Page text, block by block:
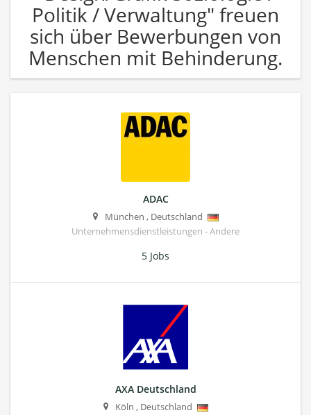
Politik / Verwaltung" freuen
sich über Bewerbungen von
Menschen mit Behinderung.
ADAC
München , Deutschland
Unternehmensdienstleistungen - Andere
5 Jobs
AXA Deutschland
Köln , Deutschland